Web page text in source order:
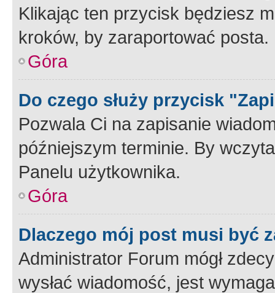
Klikając ten przycisk będziesz
kroków, by zaraportować posta.
Góra
Do czego służy przycisk
Pozwala Ci na zapisanie
późniejszym terminie. By
Panelu użytkownika.
Góra
Dlaczego mój post musi być
Administrator Forum mógł
wysłać wiadomość, jest